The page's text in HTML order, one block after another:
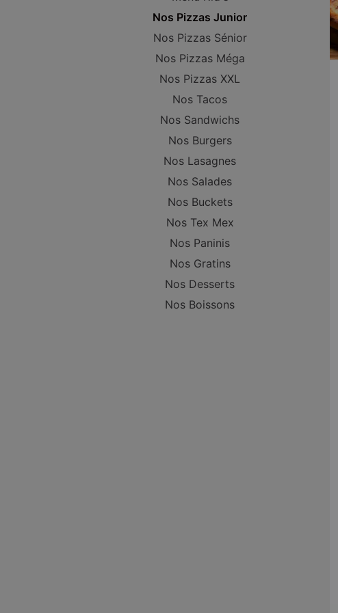
Nos Pizzas Junior
Nos Pizzas Sénior
Nos Pizzas Méga
Nos Pizzas XXL
Nos Tacos
Nos Sandwichs
Nos Burgers
Nos Lasagnes
Nos Salades
Nos Buckets
Nos Tex Mex
Nos Paninis
Nos Gratins
Nos Desserts
Nos Boissons